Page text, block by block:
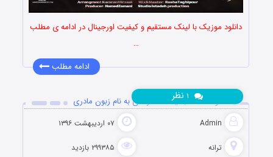
دانلود موزیک با لینک مستقیم و کیفیت اورجینال در ادامه ی مطلب
…
ادامه مطلب
دانلود آهنگ جدید حامد زمانی به نام زبون مادری
Admin ۰۷ اردیبهشت ۱۳۹۶
ترانه ۲۹۹۳۸۵ بازدید
نظر